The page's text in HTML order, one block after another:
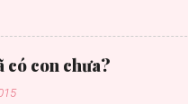
có con chưa?